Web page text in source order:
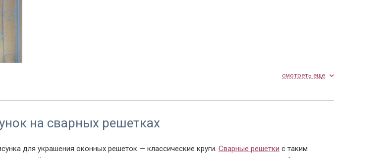
смотреть еще
на сварных решетках
для украшения оконных решеток — классические круги. Сварные решетки с таким